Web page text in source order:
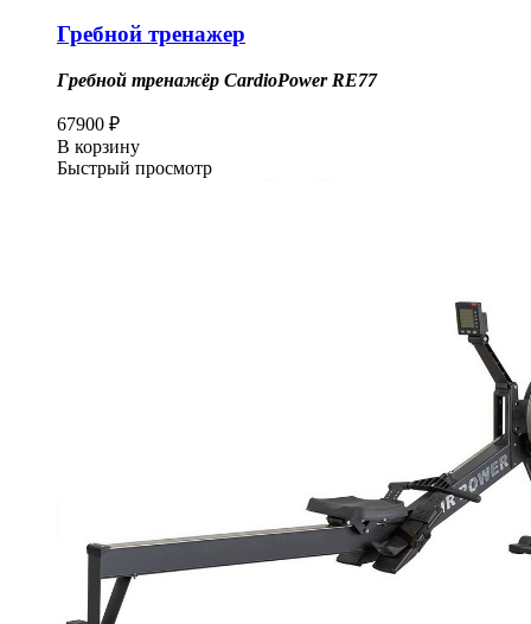
Гребной тренажер
Гребной тренажёр CardioPower RE77
67900 ₽
В корзину
Быстрый просмотр